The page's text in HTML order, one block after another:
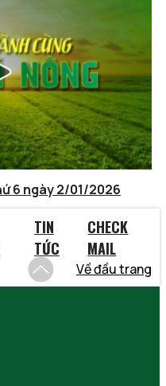
6 ngày 2/01/2026
TIN
TỨC
CHECK
MAIL
Về đầu trang